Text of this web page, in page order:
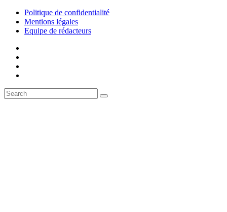
Politique de confidentialité
Mentions légales
Equipe de rédacteurs